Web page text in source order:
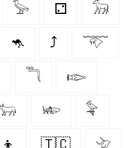
𓅚 ⚁ 𓃘
🦘 ⤴ 𓄅
𓆕 𓆢
𓆧 𓅝
🇹🇨 𓄀